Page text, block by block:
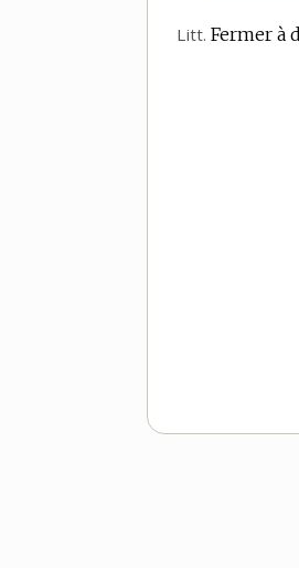
Litt. Fermer à